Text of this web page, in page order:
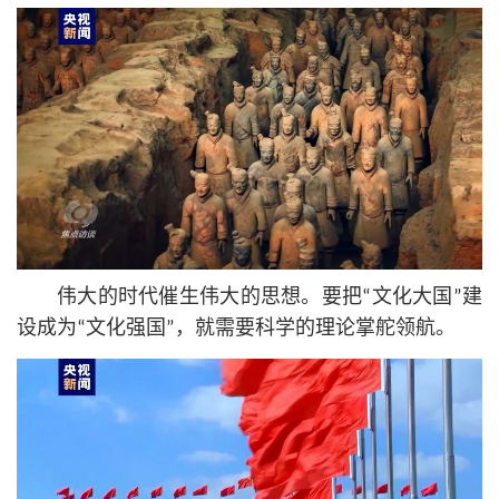
伟大的时代催生伟大的思想。要把“文化大国”建
设成为“文化强国”，就需要科学的理论掌舵领航。